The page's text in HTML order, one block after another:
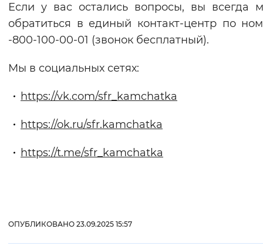
Если у вас остались вопросы, вы всегда
обратиться в единый контакт-центр по
-800-100-00-01 (звонок бесплатный).
Мы в социальных сетях:
https://vk.com/sfr_kamchatka
https://ok.ru/sfr.kamchatka
https://t.me/sfr_kamchatka
ОПУБЛИКОВАНО 23.09.2025 15:57